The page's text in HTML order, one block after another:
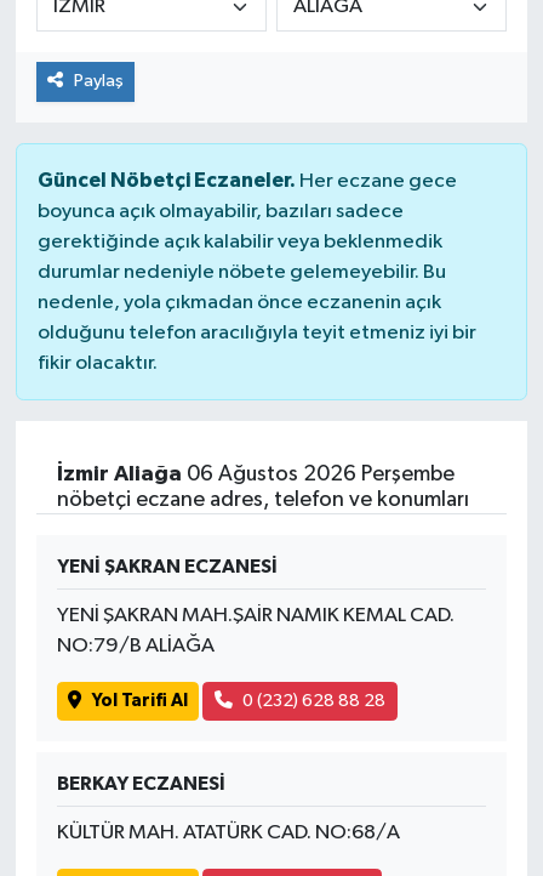
Paylaş
Güncel Nöbetçi Eczaneler. Her eczane gece
boyunca açık olmayabilir, bazıları sadece
gerektiğinde açık kalabilir veya beklenmedik
durumlar nedeniyle nöbete gelemeyebilir. Bu
nedenle, yola çıkmadan önce eczanenin açık
olduğunu telefon aracılığıyla teyit etmeniz iyi bir
fikir olacaktır.
İzmir Aliağa 06 Ağustos 2026 Perşembe
nöbetçi eczane adres, telefon ve konumları
YENİ ŞAKRAN ECZANESİ
YENİ ŞAKRAN MAH.ŞAİR NAMIK KEMAL CAD.
NO:79/B ALİAĞA
Yol Tarifi Al 0 (232) 628 88 28
BERKAY ECZANESİ
KÜLTÜR MAH. ATATÜRK CAD. NO:68/A
Teknoloji
Okul Gazetesi